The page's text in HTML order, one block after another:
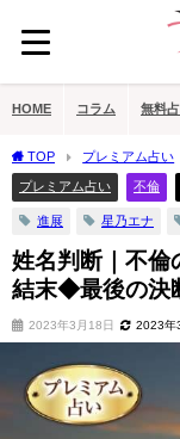
HOME コラム 無料
TOP プレミアム占い
◆最後の決断
プレミアム占い 不倫
進展 星乃エナ
姓名判断｜不
結末◆最後の決
2023年3月18日 2023年